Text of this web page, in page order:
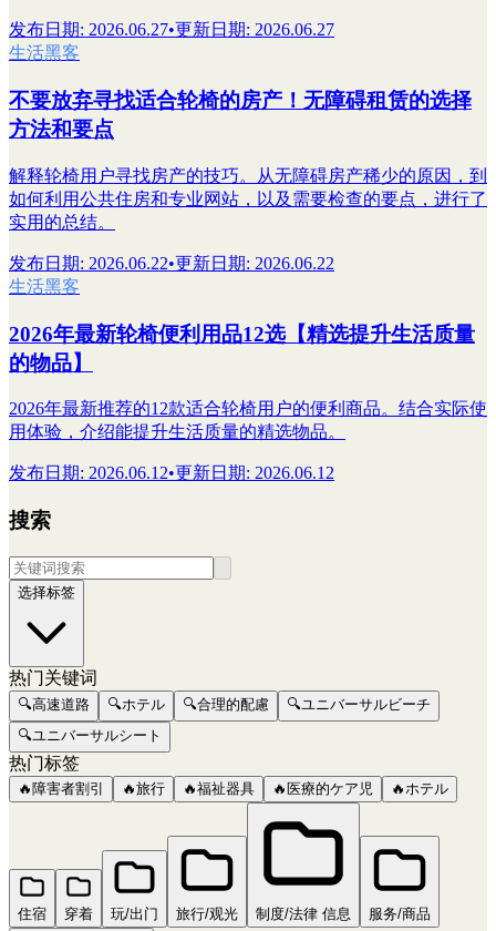
发布日期: 2026.06.27•更新日期: 2026.06.27
生活黑客
不要放弃寻找适合轮椅的房产！无障碍租赁的选择
方法和要点
解释轮椅用户寻找房产的技巧。从无障碍房产稀少的原因，到
如何利用公共住房和专业网站，以及需要检查的要点，进行了
实用的总结。
发布日期: 2026.06.22•更新日期: 2026.06.22
生活黑客
2026年最新轮椅便利用品12选【精选提升生活质量
的物品】
2026年最新推荐的12款适合轮椅用户的便利商品。结合实际使
用体验，介绍能提升生活质量的精选物品。
发布日期: 2026.06.12•更新日期: 2026.06.12
搜索
选择标签
热门关键词
🔍高速道路 🔍ホテル 🔍合理的配慮 🔍ユニバーサルビーチ
🔍ユニバーサルシート
热门标签
🔥 障害者割引 🔥旅行 🔥福祉器具 🔥 医療的ケア児 🔥 ホテル
住宿 穿着 玩/出门 旅行/观光 制度/法律 信息 服务/商品